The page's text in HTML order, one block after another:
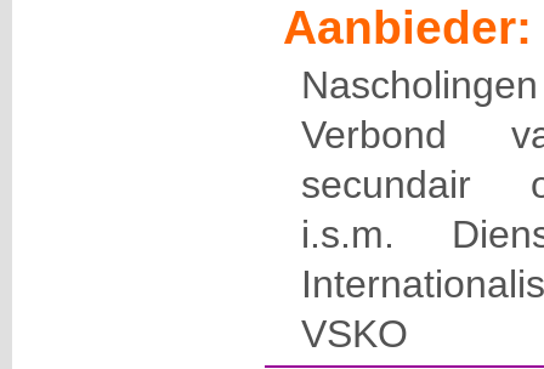
Aanbieder:
Verbond
secundair
i.s.m.
VSKO